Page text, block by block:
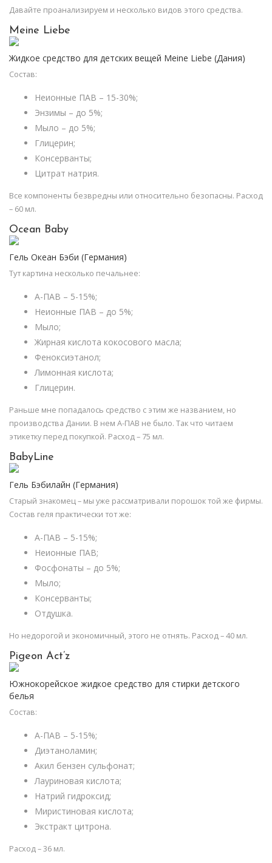
Давайте проанализируем и несколько видов этого средства.
Meine Liebe
Жидкое средство для детских вещей Meine Liebe (Дания)
Состав:
Неионные ПАВ – 15-30%;
Энзимы – до 5%;
Мыло – до 5%;
Глицерин;
Консерванты;
Цитрат натрия.
Все компоненты безвредны или относительно безопасны. Расход
– 60 мл.
Ocean Baby
Гель Океан Бэби (Германия)
Тут картина несколько печальнее:
А-ПАВ – 5-15%;
Неионные ПАВ – до 5%;
Мыло;
Жирная кислота кокосового масла;
Феноксиэтанол;
Лимонная кислота;
Глицерин.
Раньше мне попадалось средство с этим же названием, но
производства Дании. В нем А-ПАВ не было. Так что читаем
этикетку перед покупкой. Расход – 75 мл.
BabyLine
Гель Бэбилайн (Германия)
Старый знакомец – мы уже рассматривали порошок той же фирмы.
Состав геля практически тот же:
А-ПАВ – 5-15%;
Неионные ПАВ;
Фосфонаты – до 5%;
Мыло;
Консерванты;
Отдушка.
Но недорогой и экономичный, этого не отнять. Расход – 40 мл.
Pigeon Act’z
Южнокорейское жидкое средство для стирки детского
белья
Состав:
А-ПАВ – 5-15%;
Диэтаноламин;
Акил бензен сульфонат;
Лауриновая кислота;
Натрий гидроксид;
Миристиновая кислота;
Экстракт цитрона.
Расход – 36 мл.